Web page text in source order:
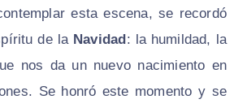
esta escena, se recordó
de la Navidad: la humildad, la
nos da un nuevo nacimiento en
Se honró este momento y se